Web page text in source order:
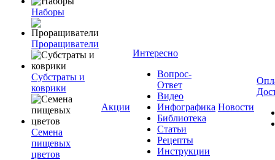
Наборы
Проращиватели
Субстраты и
коврики
Семена
пищевых
цветов
Акции
Интересно
Вопрос-
Ответ
Видео
Инфографика
Библиотека
Статьи
Рецепты
Инструкции
Новости